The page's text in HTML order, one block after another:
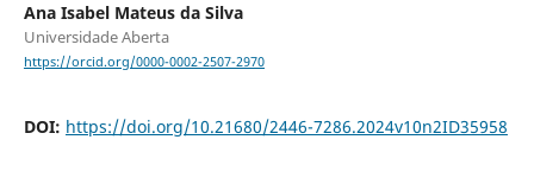
Ana Isabel Mateus da Silva
Universidade Aberta
https://orcid.org/0000-0002-2507-2970
DOI: https://doi.org/10.21680/2446-7286.2024v10n2ID35958